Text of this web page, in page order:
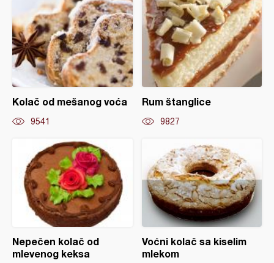
Kolač od mešanog voća
9541
Rum štanglice
9827
Nepečen kolač od
mlevenog keksa
Voćni kolač sa kiselim
mlekom